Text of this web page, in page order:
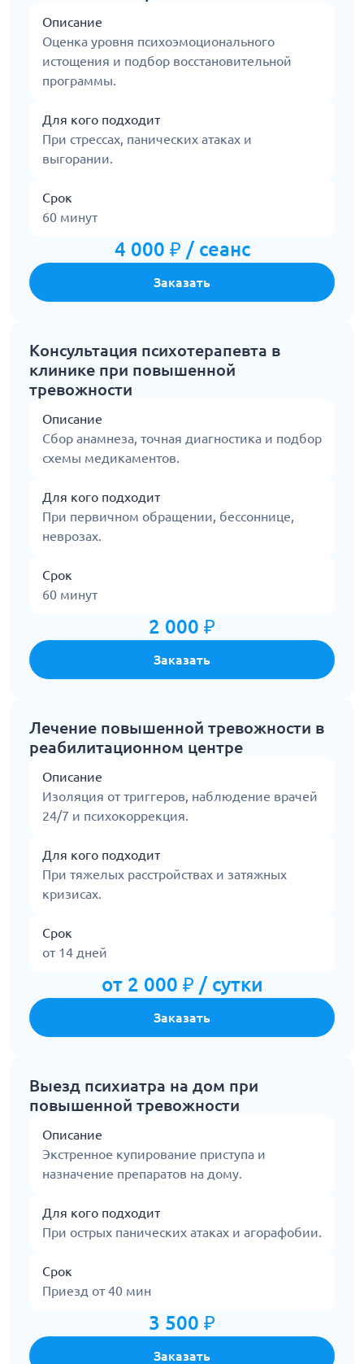
Описание
Оценка уровня психоэмоционального
истощения и подбор восстановительной
программы.
Для кого подходит
При стрессах, панических атаках и
выгорании.
Срок
60 минут
4 000 ₽ / сеанс
Заказать
Консультация психотерапевта в
клинике при повышенной
тревожности
Описание
Сбор анамнеза, точная диагностика и подбор
схемы медикаментов.
Для кого подходит
При первичном обращении, бессоннице,
неврозах.
Срок
60 минут
2 000 ₽
Заказать
Лечение повышенной тревожности в
реабилитационном центре
Описание
Изоляция от триггеров, наблюдение врачей
24/7 и психокоррекция.
Для кого подходит
При тяжелых расстройствах и затяжных
кризисах.
Срок
от 14 дней
от 2 000 ₽ / сутки
Заказать
Выезд психиатра на дом при
повышенной тревожности
Описание
Экстренное купирование приступа и
назначение препаратов на дому.
Для кого подходит
При острых панических атаках и агорафобии.
Срок
Приезд от 40 мин
3 500 ₽
Заказать